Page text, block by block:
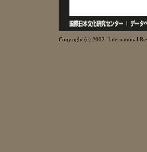
Copyright (c) 2002- International